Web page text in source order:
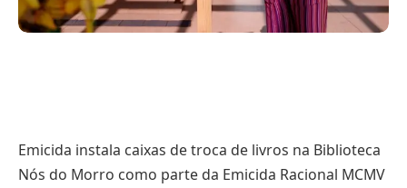
Emicida instala caixas de troca de livros na Biblioteca
Nós do Morro como parte da Emicida Racional MCMV